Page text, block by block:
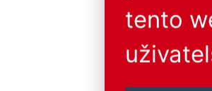
tento